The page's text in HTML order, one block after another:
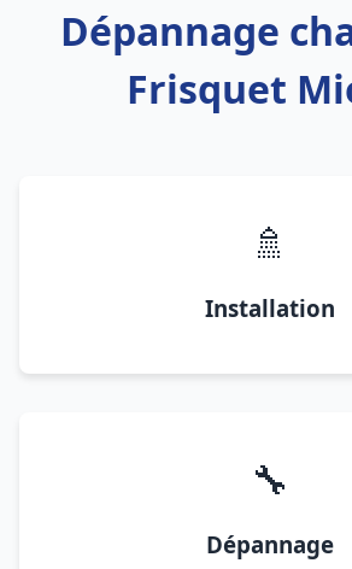
Dépannage
Frisquet
🚿
Installation
🔧
Dépannage